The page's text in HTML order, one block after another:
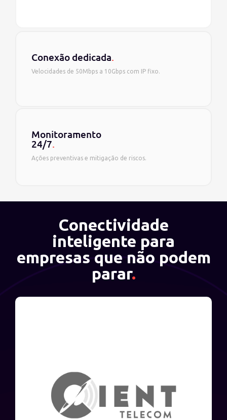
Conexão dedicada.
Velocidades de 50Mbps a 10Gbps com IP fixo.
Monitoramento
24/7.
Ações preventivas e mitigação de riscos.
Conectividade
inteligente para
empresas que não podem
parar.
“
A parceria com a Elevar foi uma das
melhores decisões que tomamos. Desde o
início, fomos surpreendidos pela atenção